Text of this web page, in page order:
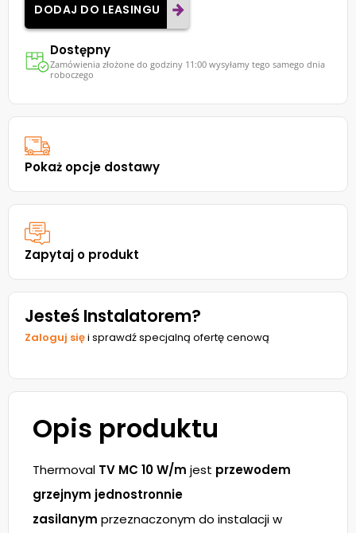
DODAJ DO LEASINGU
Dostępny
Zamówienia złożone do godziny 11:00 wysyłamy tego samego dnia
roboczego
Pokaż opcje dostawy
Zapytaj o produkt
Jesteś Instalatorem?
Zaloguj sięi sprawdź specjalną ofertę cenową
Opis produktu
Thermoval TV MC 10 W/m jest przewodem
grzejnym jednostronnie
zasilanym przeznaczonym do instalacji w